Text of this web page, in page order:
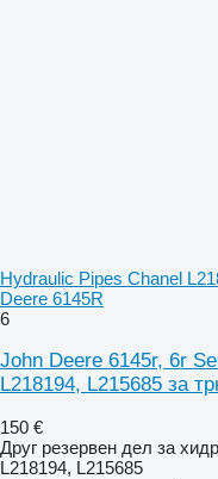
Hydraulic Pipes Chanel
Deere 6145R
6
John Deere 6145r, 6r
L218194, L215685 за
150 €
Друг резервен дел за
L218194, L215685